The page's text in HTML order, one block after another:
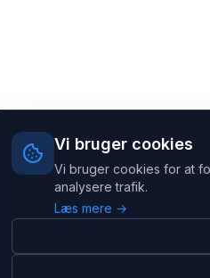
Vi bruger cookies
Vi bruger cookies for at
analysere trafik.
Læs mere →